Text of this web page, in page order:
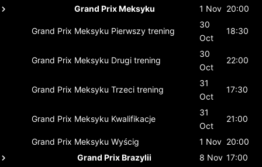
Grand Prix Meksyku 1 Nov 20:00
Grand Prix Meksyku Pierwszy trening
30
Oct
18:30
Grand Prix Meksyku Drugi trening
30
Oct
22:00
Grand Prix Meksyku Trzeci trening
31
Oct
17:30
Grand Prix Meksyku Kwalifikacje
31
Oct
21:00
Grand Prix Meksyku Wyścig 1 Nov 20:00
Grand Prix Brazylii
8 Nov 17:00